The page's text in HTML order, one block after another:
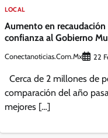
LOCAL
Aumento en
confianza al Gobierno
Conectanoticias.com.mx 22
Cerca de 2 millones de
comparación del año
mejores […]